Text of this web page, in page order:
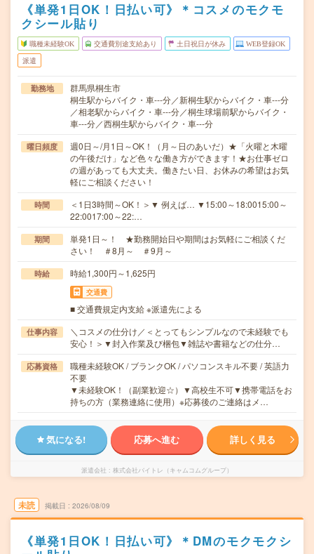
《単発1日OK！日払い可》＊コスメのモクモ
クシール貼り
職種未経験OK 交通費別途支給あり 土日祝日が休み WEB登録OK
派遣
勤務地
群馬県桐生市
桐生駅からバイク・車---分／新桐生駅からバイク・車---分
／相老駅からバイク・車---分／桐生球場前駅からバイク・
車---分／西桐生駅からバイク・車---分
曜日頻度
週0日～/月1日～OK！（月～日のあいだ）★「火曜と木曜
の午後だけ」など色々な働き方ができます！★お仕事ゼロ
の週があっても大丈夫。働きたい日、お休みの希望はお気
軽にご相談ください！
時間
＜1日3時間～OK！＞▼ 例えば… ▼15:00～18:0015:00～
22:0017:00～22:…
期間
単発1日～！ ★勤務開始日や期間はお気軽にご相談くだ
さい！ ＃8月～ ＃9月～
時給 時給1,300円～1,625円
交通費
■ 交通費規定内支給 ※派遣先による
仕事内容
＼コスメの仕分け／＜とってもシンプルなので未経験でも
安心！＞▼封入作業及び梱包▼雑誌や書籍などの仕分…
応募資格
職種未経験OK / ブランクOK / パソコンスキル不要 / 英語力
不要
▼未経験OK！（副業歓迎☆）▼高校生不可▼携帯電話をお
持ちの方（業務連絡に使用）※応募後のご連絡はメ…
気になる! 応募へ進む 詳しく見る
派遣会社 株式会社バイトレ（キャムコムグループ）
未読 掲載日 2026/08/09
《単発1日OK！日払い可》＊DMのモクモクシ